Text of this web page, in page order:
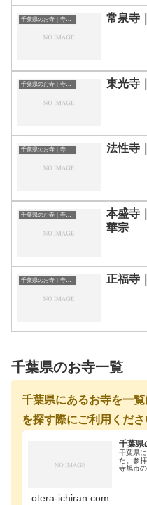
千葉県のお寺｜寺院一覧 常泉寺
千葉県のお寺｜寺院一覧 東光寺
千葉県のお寺｜寺院一覧 法性寺
千葉県のお寺｜寺院一覧
本盛寺
華宗
千葉県のお寺｜寺院一覧 正福寺
千葉県のお寺一覧
千葉県にあるお寺を一
を探す際にご利用くださ
千葉県
千葉県
た。参
寺旭市
otera-ichiran.com